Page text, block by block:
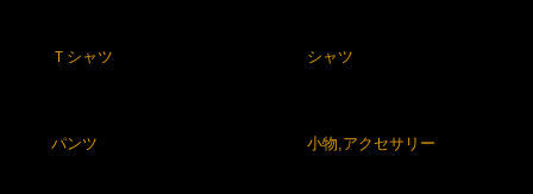
Ｔシャツ シャツ
パンツ 小物,アクセサリー